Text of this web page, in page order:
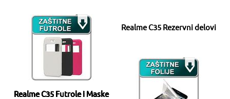
Realme C35 Futrole i Maske
Realme C35 Rezervni delovi